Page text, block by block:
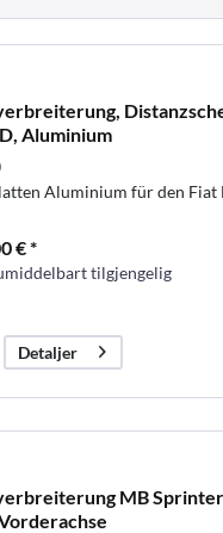
Aluminium
Aluminium für den Fiat
€ *
tilgjengelig
Detaljer
MB